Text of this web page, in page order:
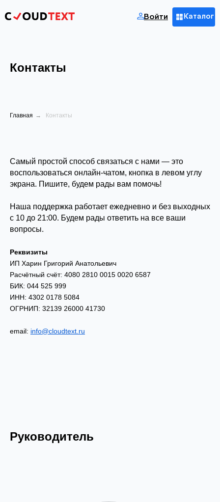
Войти Каталог
Контакты
Главная → Контакты
Самый простой способ связаться с нами — это
воспользоваться онлайн-чатом, кнопка в левом углу
экрана. Пишите, будем рады вам помочь!
Наша поддержка работает ежедневно и без выходных
с 10 до 21:00. Будем рады ответить на все ваши
вопросы.
Реквизиты
ИП Харин Григорий Анатольевич
Расчётный счёт: 4080 2810 0015 0020 6587
БИК: 044 525 999
ИНН: 4302 0178 5084
ОГРНИП: 32139 26000 41730
email: info@cloudtext.ru
Руководитель